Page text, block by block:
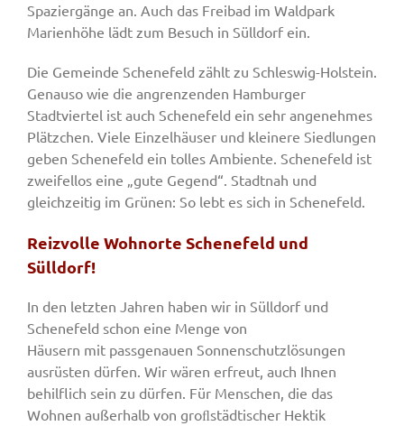
Spaziergänge an. Auch das Freibad im Waldpark
Marienhöhe lädt zum Besuch in Sülldorf ein.
Die Gemeinde Schenefeld zählt zu Schleswig-Holstein.
Genauso wie die angrenzenden Hamburger
Stadtviertel ist auch Schenefeld ein sehr angenehmes
Plätzchen. Viele Einzelhäuser und kleinere Siedlungen
geben Schenefeld ein tolles Ambiente. Schenefeld ist
zweifellos eine „gute Gegend“. Stadtnah und
gleichzeitig im Grünen: So lebt es sich in Schenefeld.
Reizvolle Wohnorte Schenefeld und
Sülldorf!
In den letzten Jahren haben wir in Sülldorf und
Schenefeld schon eine Menge von
Häusern mit passgenauen Sonnenschutzlösungen
ausrüsten dürfen. Wir wären erfreut, auch Ihnen
behilflich sein zu dürfen. Für Menschen, die das
Wohnen außerhalb von groﬂstädtischer Hektik